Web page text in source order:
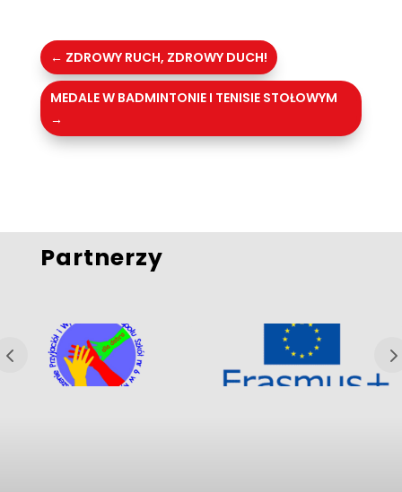
← ZDROWY RUCH, ZDROWY DUCH!
MEDALE W BADMINTONIE I TENISIE STOŁOWYM
→
Partnerzy